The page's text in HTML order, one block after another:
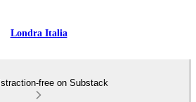
Londra Italia
free on Substack